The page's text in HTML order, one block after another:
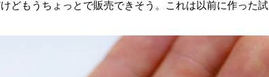
どもうちょっとで販売できそう。これは以前に作った試